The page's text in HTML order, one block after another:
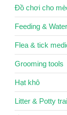
Đồ chơi cho
Feeding &
Flea & tick
Grooming tools
Hạt khô
Litter & Potty